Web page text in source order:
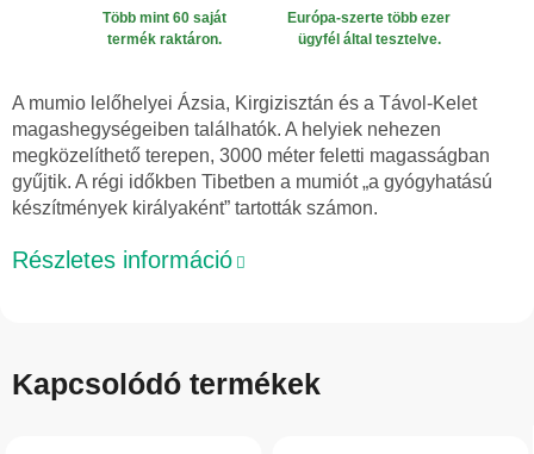
Több mint 60 saját
termék raktáron.
Európa-szerte több ezer
ügyfél által tesztelve.
A mumio lelőhelyei Ázsia, Kirgizisztán és a Távol-Kelet
magashegységeiben találhatók. A helyiek nehezen
megközelíthető terepen, 3000 méter feletti magasságban
gyűjtik. A régi időkben Tibetben a mumiót „a gyógyhatású
készítmények királyaként” tartották számon.
Részletes információ
Kapcsolódó termékek